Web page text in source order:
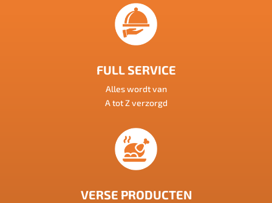
FULL SERVICE
Alles wordt van
A tot Z verzorgd
VERSE PRODUCTEN